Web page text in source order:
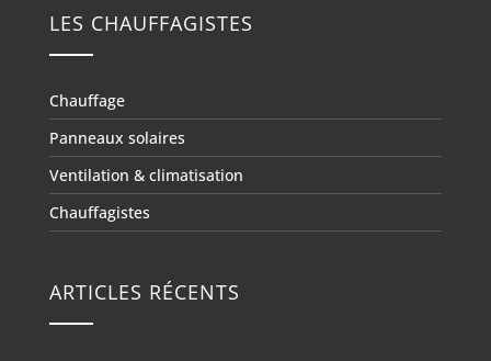
LES CHAUFFAGISTES
Chauffage
Panneaux solaires
Ventilation & climatisation
Chauffagistes
ARTICLES RÉCENTS